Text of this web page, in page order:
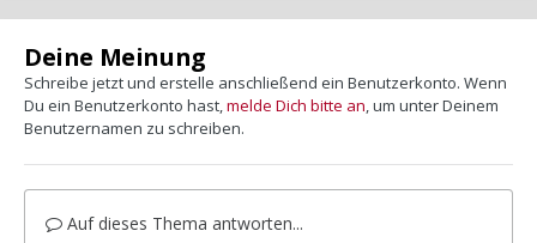
Deine Meinung
Schreibe jetzt und erstelle anschließend ein Benutzerkonto. Wenn
Du ein Benutzerkonto hast,melde Dich bitte an, um unter Deinem
Benutzernamen zu schreiben.
Auf dieses Thema antworten...